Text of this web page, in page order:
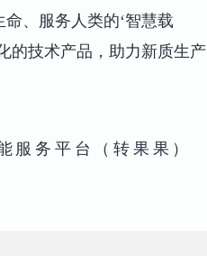
、服务人类的‘智慧载
的技术产品，助力新质生产
服务平台（转果果）